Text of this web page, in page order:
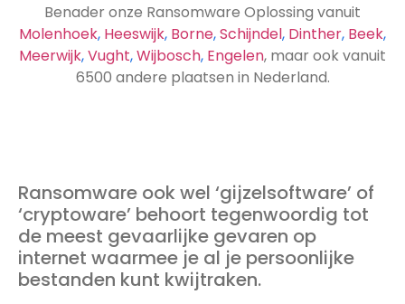
Benader onze Ransomware Oplossing vanuit
Molenhoek, Heeswijk, Borne,Schijndel, Dinther, Beek,
Meerwijk,Vught,Wijbosch, Engelen, maar ook vanuit
6500 andere plaatsen in Nederland.
Ransomware ook wel ‘gijzelsoftware’ of
‘cryptoware’ behoort tegenwoordig tot
de meest gevaarlijke gevaren op
internet waarmee je al je persoonlijke
bestanden kunt kwijtraken.